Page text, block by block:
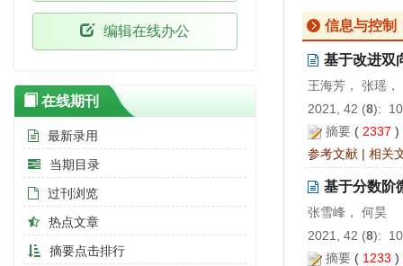
信息与控制
基于改进双
王海芳， 张瑶
2021, 42 (8):
摘要 ( 2337
参考文献 | 相关
基于分数阶
张雪峰， 何昊
2021, 42 (8):
摘要 ( 1233
编辑在线办公
在线期刊
最新录用
当期目录
过刊浏览
热点文章
摘要点击排行